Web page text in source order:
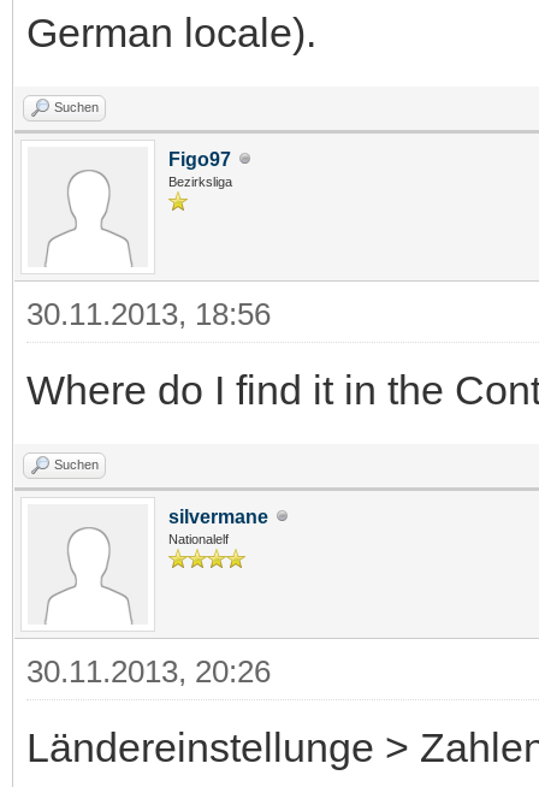
German locale).
Suchen
Figo97
Bezirksliga
30.11.2013, 18:56
Where do I find it in the
Suchen
silvermane
Nationalelf
30.11.2013, 20:26
Ländereinstellunge >